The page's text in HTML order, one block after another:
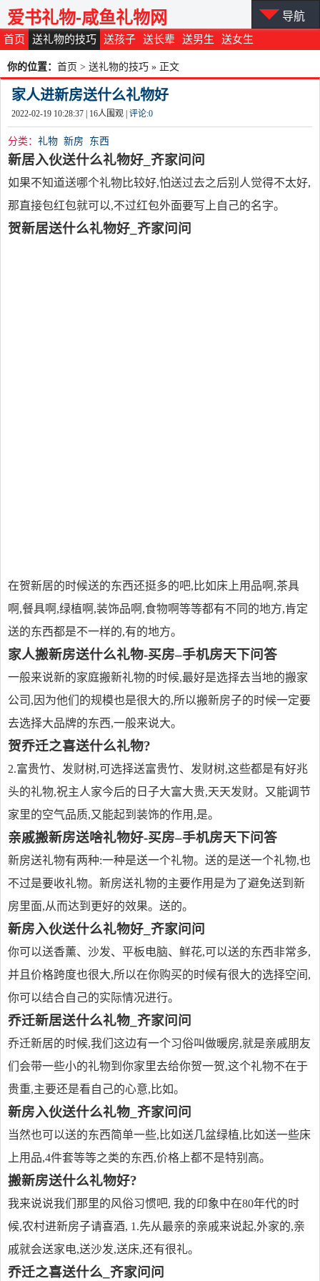
首页 送礼物的技巧 送孩子 送长辈 送男生 送女生
爱书礼物-咸鱼礼物网 导航
你的位置： 首页 > 送礼物的技巧 » 正文
家人进新房送什么礼物好
2022-02-19 10:28:37 | 16人围观 | 评论:0
分类： 礼物 新房 东西
新居入伙送什么礼物好_齐家问问
如果不知道送哪个礼物比较好,怕送过去之后别人觉得不太好,
那直接包红包就可以,不过红包外面要写上自己的名字。
贺新居送什么礼物好_齐家问问
在贺新居的时候送的东西还挺多的吧,比如床上用品啊,茶具
啊,餐具啊,绿植啊,装饰品啊,食物啊等等都有不同的地方,肯定
送的东西都是不一样的,有的地方。
家人搬新房送什么礼物-买房–手机房天下问答
一般来说新的家庭搬新礼物的时候,最好是选择去当地的搬家
公司,因为他们的规模也是很大的,所以搬新房子的时候一定要
去选择大品牌的东西,一般来说大。
贺乔迁之喜送什么礼物?
2.富贵竹、发财树,可选择送富贵竹、发财树,这些都是有好兆
头的礼物,祝主人家今后的日子大富大贵,天天发财。又能调节
家里的空气品质,又能起到装饰的作用,是。
亲戚搬新房送啥礼物好-买房–手机房天下问答
新房送礼物有两种:一种是送一个礼物。送的是送一个礼物,也
不过是要收礼物。新房送礼物的主要作用是为了避免送到新
房里面,从而达到更好的效果。送的。
新房入伙送什么礼物好_齐家问问
你可以送香薰、沙发、平板电脑、鲜花,可以送的东西非常多,
并且价格跨度也很大,所以在你购买的时候有很大的选择空间,
你可以结合自己的实际情况进行。
乔迁新居送什么礼物_齐家问问
乔迁新居的时候,我们这边有一个习俗叫做暖房,就是亲戚朋友
们会带一些小的礼物到你家里去给你贺一贺,这个礼物不在于
贵重,主要还是看自己的心意,比如。
新房入伙送什么礼物_齐家问问
当然也可以送的东西简单一些,比如送几盆绿植,比如送一些床
上用品,4件套等等之类的东西,价格上都不是特别高。
搬新房送什么礼物好?
我来说说我们那里的风俗习惯吧, 我的印象中在80年代的时
候,农村进新房子请喜酒, 1.先从最亲的亲戚来说起,外家的,亲
戚就会送家电,送沙发,送床,还有很礼。
乔迁之喜送什么_齐家问问